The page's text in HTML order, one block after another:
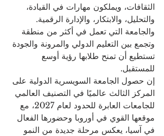
الثقافات، ويملكون مهارات في القيادة،
والتحليل، والابتكار، والإدارة الرقمية.
والجامعة التي تعمل في أكثر من منطقة
وتجمع بين التعليم الدولي والمرونة والجودة
تستطيع أن تمنح طلابها رؤية أوسع
للمستقبل.
إن حصول الجامعة السويسرية الدولية على
المركز الثالث عالميًا في التصنيف العالمي
للجامعات العابرة للحدود لعام 2027، مع
موقعها القوي في أوروبا وحضورها الفعال
في آسيا، يعكس مرحلة جديدة من النمو